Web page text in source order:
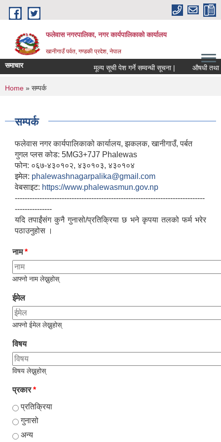
Skip to main content
फलेवास नगरपालिका, नगर कार्यपालिकाको कार्यालय
खानीगाउँ पर्वत, गण्डकी प्रदेश, नेपाल
समाचार मूल्य सूची पेश गर्ने सम्वन्धी सूचना | औषधी तथा
You are here
Home » सम्पर्क
सम्पर्क
फलेवास नगर कार्यपालिकाको कार्यालय, झकलक, खानीगाउँ, पर्बत
गुगल प्लस कोड: 5MG3+7J7 Phalewas
फोन: ०६७-४३०१०२, ४३०१०३, ४३०१०४
इमेल: phalewashnagarpalika@gmail.com
वेबसाइट: https://www.phalewasmun.gov.np
-----------------------------------------------------------------------------
---------------
यदि तपाईंसंग कुनै गुनासो/प्रतिक्रिया छ भने कृपया तलको फर्म भरेर
पठाउनुहोस ।
नाम*
आफ्नो नाम लेख्नुहोस्
ईमेल
आफ्नो ईमेल लेख्नुहोस्
विषय
विषय लेख्नुहोस्
प्रकार*
प्रतिक्रिया
गुनासो
अन्य